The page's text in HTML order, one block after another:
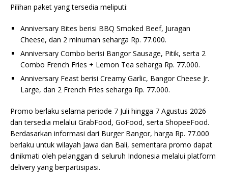
Pilihan paket yang tersedia meliputi:
Anniversary Bites berisi BBQ Smoked Beef, Juragan
Cheese, dan 2 minuman seharga Rp. 77.000.
Anniversary Combo berisi Bangor Sausage, Pitik, serta 2
Combo French Fries + Lemon Tea seharga Rp. 77.000.
Anniversary Feast berisi Creamy Garlic, Bangor Cheese Jr.
Large, dan 2 French Fries seharga Rp. 77.000.
Promo berlaku selama periode 7 Juli hingga 7 Agustus 2026
dan tersedia melalui GrabFood, GoFood, serta ShopeeFood.
Berdasarkan informasi dari Burger Bangor, harga Rp. 77.000
berlaku untuk wilayah Jawa dan Bali, sementara promo dapat
dinikmati oleh pelanggan di seluruh Indonesia melalui platform
delivery yang berpartisipasi.